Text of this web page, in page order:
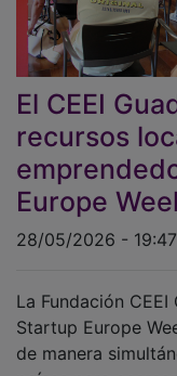
El CEEI
recursos
Europe
28/05/2026 - 19:47
Startup Europe
de manera
países para